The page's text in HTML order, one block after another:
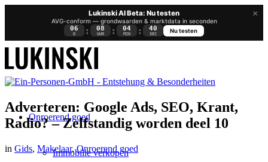
×
Lukinski AI Beta: Nu testen
AVG-conform — grondwaarden & marktdata in seconden
06
D : 08
UUR : 04
MIN : 39
SEC
Nu testen
Onroerend goed
Immobilie verkopen
Adverteren: Google Ads, SEO, Krant,
Radio? – Zelfstandig worden deel 10
in Gids, Makelaar,Onroerend goed